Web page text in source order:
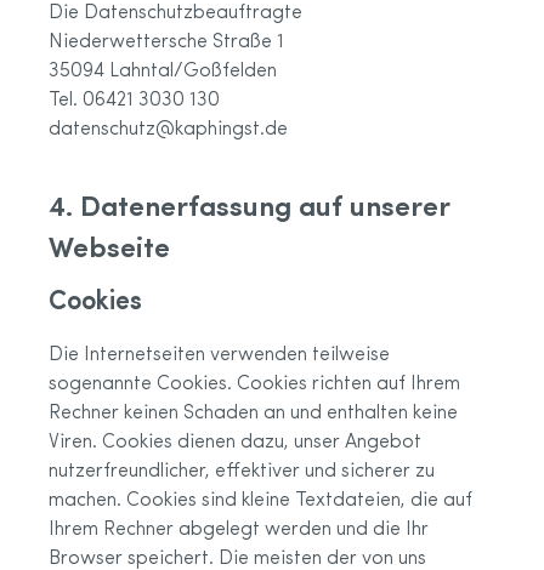
Die Datenschutzbeauftragte
Niederwettersche Straße 1
35094 Lahntal/Goßfelden
Tel. 06421 3030 130
datenschutz@kaphingst.de
4. Datenerfassung auf unserer
Webseite
Cookies
Die Internetseiten verwenden teilweise
sogenannte Cookies. Cookies richten auf Ihrem
Rechner keinen Schaden an und enthalten keine
Viren. Cookies dienen dazu, unser Angebot
nutzerfreundlicher, effektiver und sicherer zu
machen. Cookies sind kleine Textdateien, die auf
Ihrem Rechner abgelegt werden und die Ihr
Browser speichert. Die meisten der von uns